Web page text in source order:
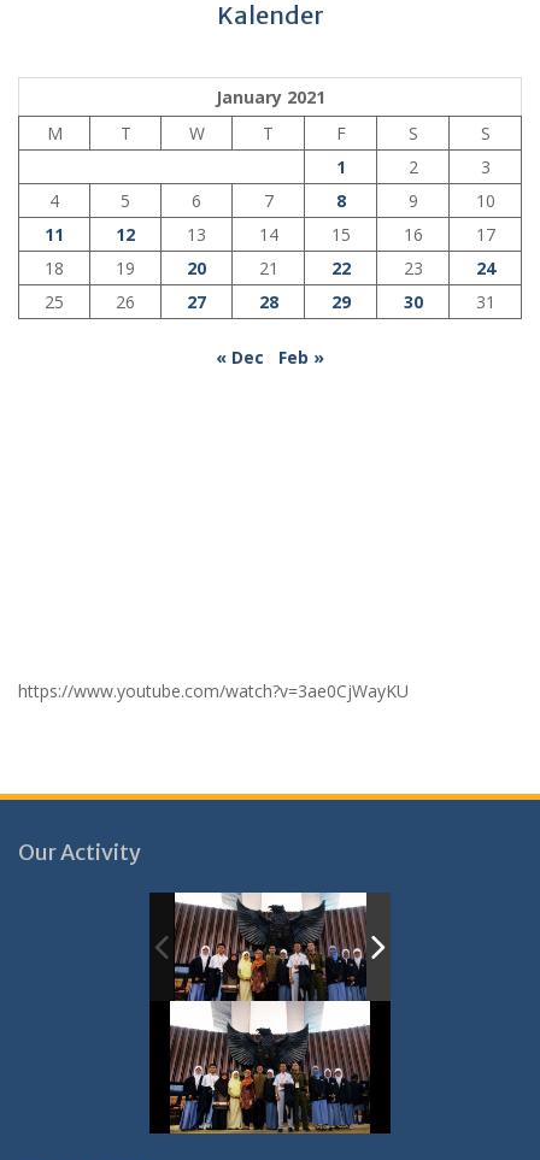
Kalender
January 2021
M
T W T F S
S
1
2
3
4
5 6 7 8 9
10
11
12 13 14 15 16
17
18
19 20 21 22 23
24
25
26 27 28 29 30 31
« Dec Feb »
https://www.youtube.com/watch?v=3ae0CjWayKU
Our Activity